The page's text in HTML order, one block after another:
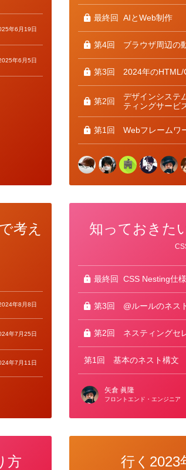
年6月19日
年6月5日
リ
最終回 AIとWeb制作
第4回 ブラウザ周辺の
第3回 2024年のHTML/
第2回
デザインシステ
ティングサービ
第1回 Webフレームワ
考え
年8月8日
年7月25日
年7月11日
知っておきた
リ
最終回 CSS Nesting仕
第3回 @ルールのネス
第2回 ネスティングセ
第1回 基本のネスト構文
矢倉 眞隆
フロントエンド・エンジニア
方 行く2023